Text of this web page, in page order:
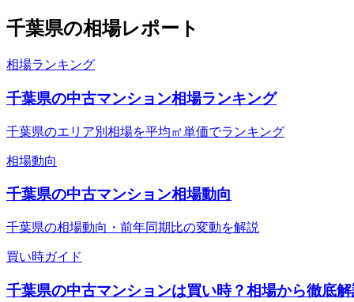
千葉県の相場レポート
相場ランキング
千葉県の中古マンション相場ランキング
千葉県のエリア別相場を平均㎡単価でランキング
相場動向
千葉県の中古マンション相場動向
千葉県の相場動向・前年同期比の変動を解説
買い時ガイド
千葉県の中古マンションは買い時？相場から徹底